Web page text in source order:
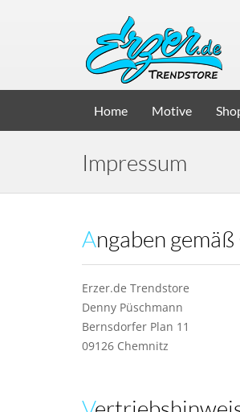
Home Motive
Impressum
Angaben
Erzer.de Trendstore
Denny Püschmann
Bernsdorfer Plan 11
09126 Chemnitz